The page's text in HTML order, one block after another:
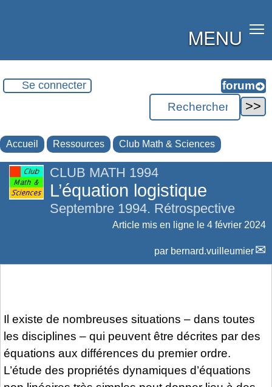
MENU
Se connecter
Accueil Ressources Club Math & Sciences
CLUB MATH 1994
L’équation logistique
Septembre 1994. Rétrospective
Article mis en ligne le 4 février 2024
par bernard.vuilleumier
Il existe de nombreuses situations – dans toutes
les disciplines – qui peuvent être décrites par des
équations aux différences du premier ordre.
L’étude des propriétés dynamiques d’équations